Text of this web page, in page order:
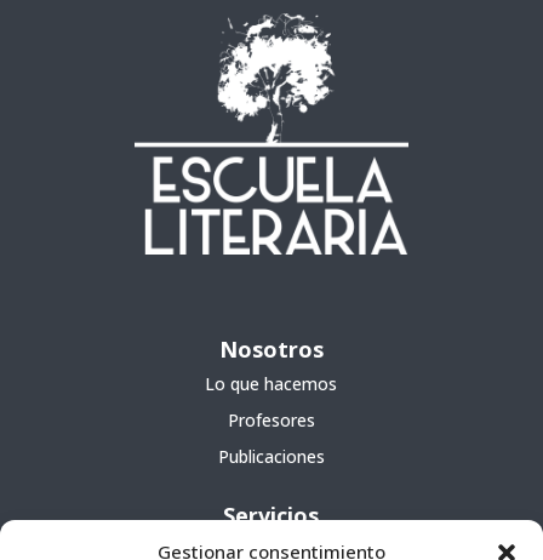
Gestionar consentimiento
Nosotros
Lo que hacemos
Profesores
Publicaciones
Servicios